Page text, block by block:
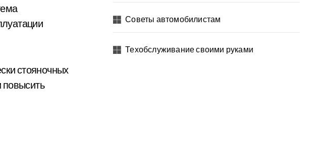
стояночных
повысить
Советы автомобилистам
Техобслуживание своими руками